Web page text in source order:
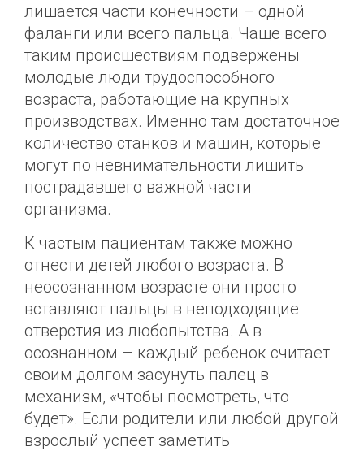
лишается части конечности – одной
фаланги или всего пальца. Чаще всего
таким происшествиям подвержены
молодые люди трудоспособного
возраста, работающие на крупных
производствах. Именно там достаточное
количество станков и машин, которые
могут по невнимательности лишить
пострадавшего важной части
организма.
К частым пациентам также можно
отнести детей любого возраста. В
неосознанном возрасте они просто
вставляют пальцы в неподходящие
отверстия из любопытства. А в
осознанном – каждый ребенок считает
своим долгом засунуть палец в
механизм, «чтобы посмотреть, что
будет». Если родители или любой другой
взрослый успеет заметить